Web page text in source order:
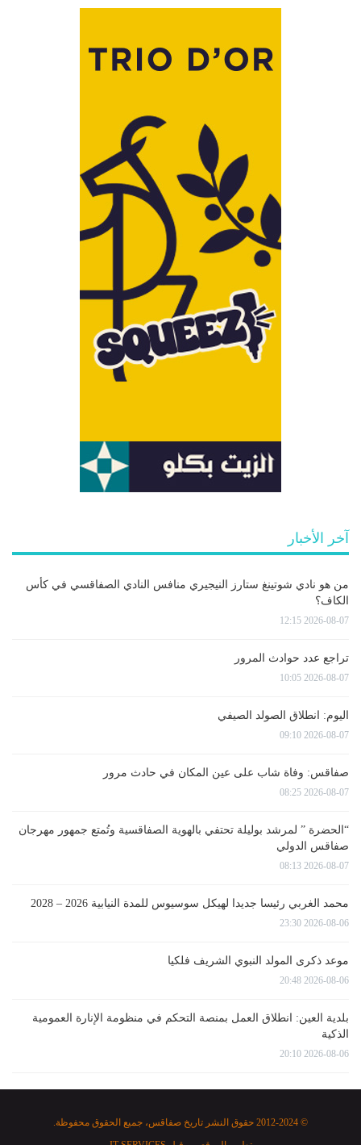
آخر الأخبار
من هو نادي شوتينغ ستارز النيجيري منافس النادي الصفاقسي في كأس
الكاف؟
2026-08-07 12:15
تراجع عدد حوادث المرور
2026-08-07 10:05
اليوم: انطلاق الصولد الصيفي
2026-08-07 09:10
صفاقس: وفاة شاب على عين المكان في حادث مرور
2026-08-07 08:25
“الحضرة ” لمرشد بوليلة تحتفي بالهوية الصفاقسية وتُمتع جمهور مهرجان
صفاقس الدولي
2026-08-07 08:13
محمد الغربي رئيسا جديدا لهيكل سوسيوس للمدة النيابية 2026 – 2028
2026-08-06 23:30
موعد ذكرى المولد النبوي الشريف فلكيا
2026-08-06 20:48
بلدية العين: انطلاق العمل بمنصة التحكم في منظومة الإنارة العمومية
الذكية
2026-08-06 20:10
© 2012-2024 حقوق النشر تاريخ صفاقس، جميع الحقوق محفوظة.